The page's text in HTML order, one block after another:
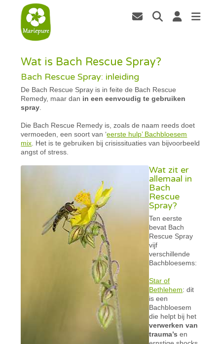
Wat is Bach Rescue Spray?
Bach Rescue Spray: inleiding
De Bach Rescue Spray is in feite de Bach Rescue
Remedy, maar dan in een eenvoudig te gebruiken
spray
Die Bach Rescue Remedy is, zoals de naam reeds doet
vermoeden, een soort van ‘eerste hulp’ Bachbloesem
mix . Het is te gebruiken bij crisissituaties van bijvoorbeeld
angst of stress.
Wat zit er
allemaal in
Bach
Rescue
Spray?
Ten eerste
bevat Bach
Rescue Spray
vijf
verschillende
Bachbloesems:
Star of
Bethlehem: dit
is een
Bachbloesem
die helpt bij het
verwerken van
trauma’s en